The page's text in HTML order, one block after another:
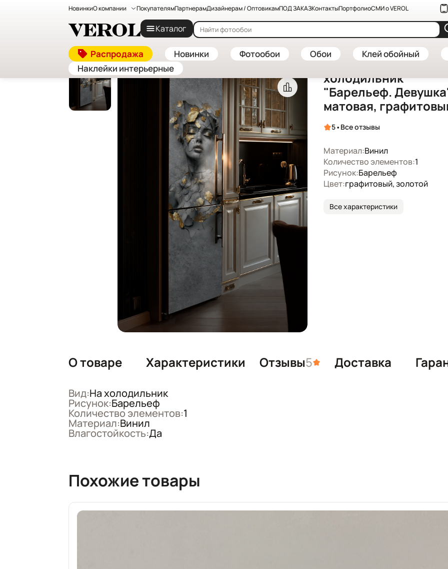
НовинкиО компании ПокупателямПартнерамДизайнерам / ОптовикамПОД ЗАКАЗКонтактыПортфолиоСМИ о VEROL
Каталог
Распродажа Новинки Фотообои Обои Клей обойный
Наклейки интерьерные
Главная—Каталог—Интерьерные наклейки на стену — купить в интернет-магазине VEROL—Наклейка на
Артикул: Н0640
Наклейка на
холодильник
"Барельеф.
матовая,
5• Все отзывы
Материал:Винил
Количество элементов:1
Рисунок:Барельеф
Цвет:графитовый, золотой
Все характеристики
О товаре Характеристики Отзывы5 Доставка
Вид:На холодильник
Рисунок:Барельеф
Количество элементов:1
Материал:Винил
Влагостойкость:Да
Похожие товары